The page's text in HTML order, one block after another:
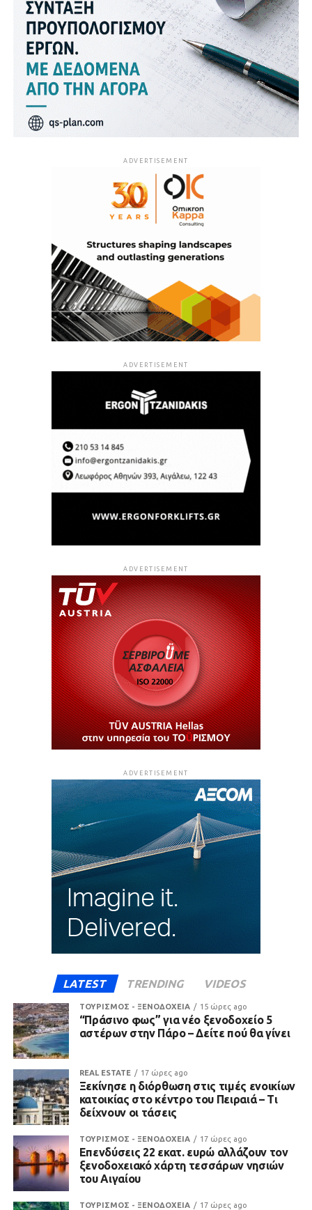
ADVERTISEMENT
ADVERTISEMENT
ADVERTISEMENT
ADVERTISEMENT
LATEST TRENDING VIDEOS
ΤΟΥΡΙΣΜΟΣ - ΞΕΝΟΔΟΧΕΙΑ 15 ώρες ago
“Πράσινο φως” για νέο ξενοδοχείο 5
αστέρων στην Πάρο – Δείτε πού θα γίνει
REAL ESTATE 17 ώρες ago
Ξεκίνησε η διόρθωση στις τιμές ενοικίων
κατοικίας στο κέντρο του Πειραιά – Τι
δείχνουν οι τάσεις
ΤΟΥΡΙΣΜΟΣ - ΞΕΝΟΔΟΧΕΙΑ 17 ώρες ago
Επενδύσεις 22 εκατ. ευρώ αλλάζουν τον
ξενοδοχειακό χάρτη τεσσάρων νησιών
του Αιγαίου
ΤΟΥΡΙΣΜΟΣ - ΞΕΝΟΔΟΧΕΙΑ 17 ώρες ago